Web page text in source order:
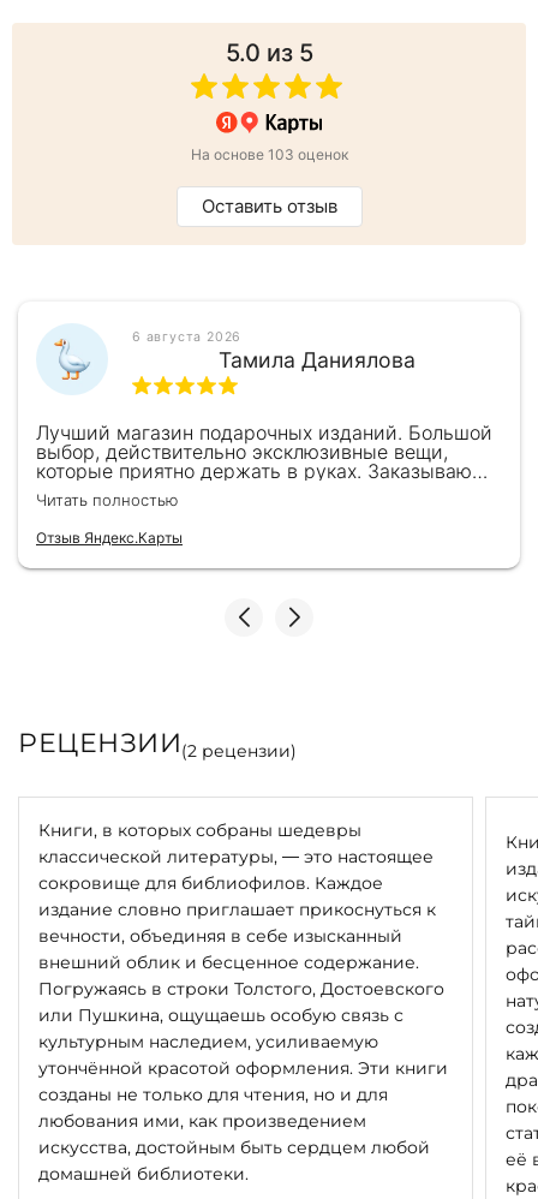
5.0 из 5
На основе 103 оценок
Оставить отзыв
6 августа 2026
Тамила Даниялова
Лучший магазин подарочных изданий. Большой
выбор, действительно эксклюзивные вещи,
которые приятно держать в руках. Заказываю
здесь уже второй раз для бизнес-партнеров,
всегда всё безупречно — от общения с
консультантами до качества самих книг.
Однозначно рекомендую
Читать полностью
Отзыв Яндекс.Карты
РЕЦЕНЗИИ(2 рецензии)
Книги, в которых собраны шедевры
классической литературы, — это настоящее
сокровище для библиофилов. Каждое
издание словно приглашает прикоснуться к
вечности, объединяя в себе изысканный
внешний облик и бесценное содержание.
Погружаясь в строки Толстого, Достоевского
или Пушкина, ощущаешь особую связь с
культурным наследием, усиливаемую
утончённой красотой оформления. Эти книги
созданы не только для чтения, но и для
любования ими, как произведением
искусства, достойным быть сердцем любой
домашней библиотеки.
её